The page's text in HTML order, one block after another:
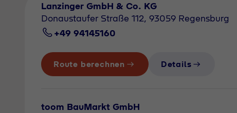
Lanzinger GmbH & Co. KG
Donaustaufer Straße 112, 93059 Regensburg
+49 94145160
Route berechnen Details
toom BauMarkt GmbH